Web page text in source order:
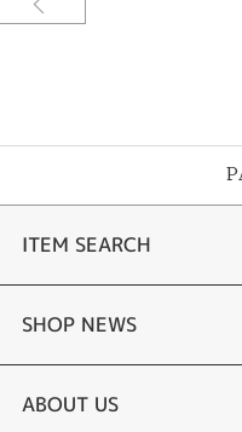
ITEM SEARCH
婚約指輪
結婚指輪
SHOP NEWS
ふくい時計宝石修理研究所
ABOUT US